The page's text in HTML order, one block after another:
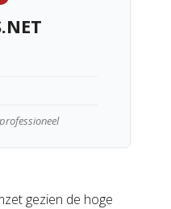
gezien de hoge